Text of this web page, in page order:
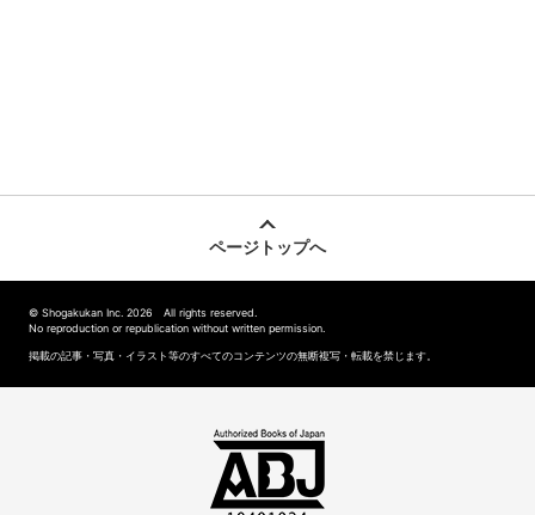
ページトップへ
© Shogakukan Inc. 2026 All rights reserved.
No reproduction or republication without written permission.
掲載の記事・写真・イラスト等のすべてのコンテンツの無断複写・転載を禁じます。